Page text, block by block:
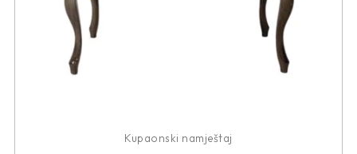
Kupaonski namještaj